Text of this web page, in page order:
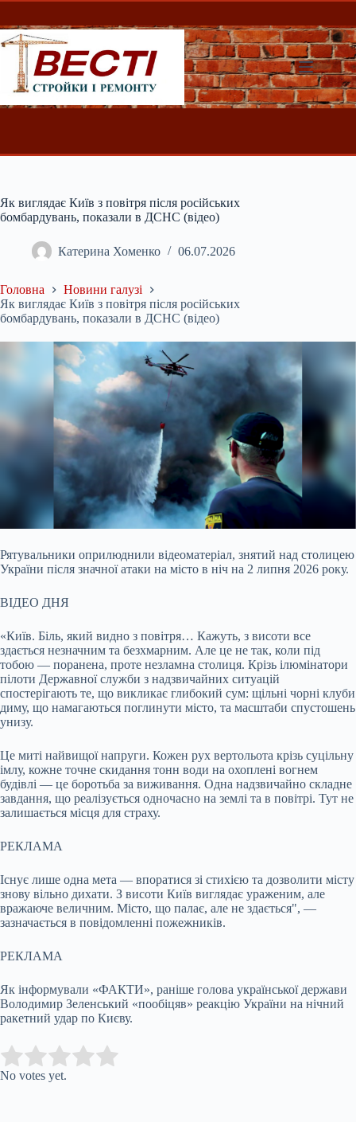
Перейти
вмісту
Як виглядає Київ з повітря після російських
бомбардувань, показали в ДСНС (відео)
Катерина Хоменко 06.07.2026
Головна
Новини галузі
Як виглядає Київ з повітря після російських
бомбардувань, показали в ДСНС (відео)
Рятувальники оприлюднили відеоматеріал, знятий над столицею
України після значної атаки на місто в ніч на 2 липня 2026 року.
ВІДЕО ДНЯ
«Київ. Біль, який видно з повітря… Кажуть, з висоти все
здається незначним та безхмарним. Але це не так, коли під
тобою — поранена, проте незламна столиця. Крізь ілюмінатори
пілоти Державної служби з надзвичайних ситуацій
спостерігають те, що викликає глибокий сум: щільні чорні клуби
диму, що намагаються поглинути місто, та масштаби спустошень
унизу.
Це миті найвищої напруги. Кожен рух вертольота крізь суцільну
імлу, кожне точне скидання тонн води на охоплені вогнем
будівлі — це боротьба за виживання. Одна надзвичайно складне
завдання, що реалізується одночасно на землі та в повітрі. Тут не
залишається місця для страху.
РЕКЛАМА
Існує лише одна мета — впоратися зі стихією та дозволити місту
знову вільно дихати. З висоти Київ виглядає ураженим, але
вражаюче величним. Місто, що палає, але не здається", —
зазначається в повідомленні пожежників.
РЕКЛАМА
Як інформували «ФАКТИ», раніше голова української держави
Володимир Зеленський «пообіцяв» реакцію України на нічний
ракетний удар по Києву.
Rate this item:
No votes yet.